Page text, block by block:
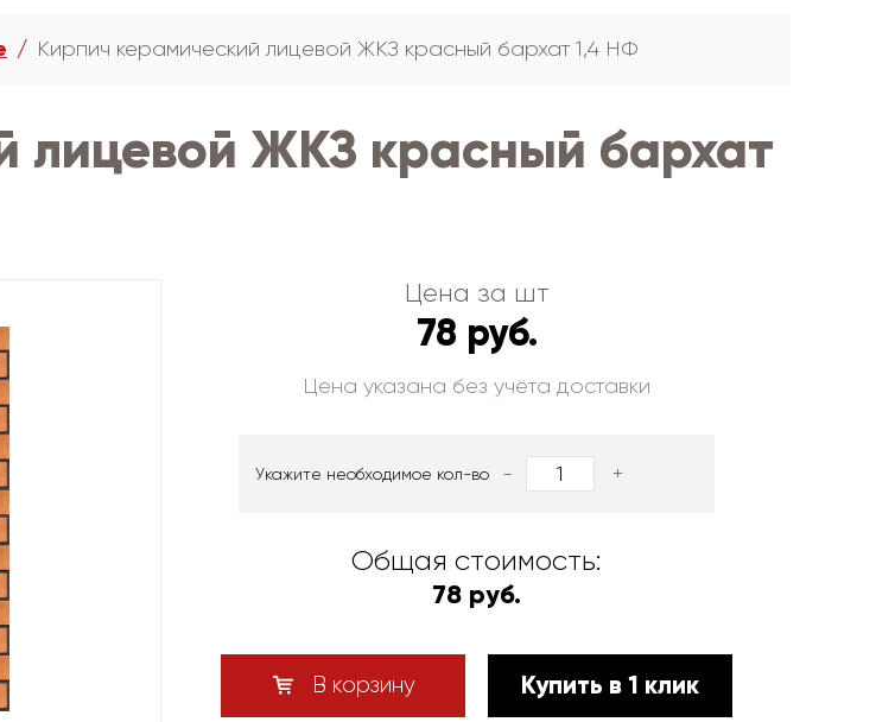
Кирпич керамический лицевой ЖКЗ красный бархат 1,4 НФ
лицевой ЖКЗ красный бархат
Цена за шт
78 руб.
Цена указана без учёта доставки
Укажите необходимое кол-во - +
Общая стоимость:
78 руб.
В корзину Купить в 1 клик